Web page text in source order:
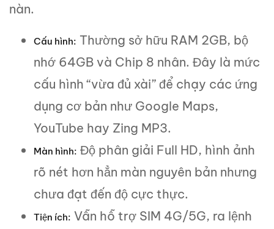
nàn.
Cấu hình: Thường sở hữu RAM 2GB, bộ
nhớ 64GB và Chip 8 nhân. Đây là mức
cấu hình “vừa đủ xài” để chạy các ứng
dụng cơ bản như Google Maps,
YouTube hay Zing MP3.
Màn hình: Độ phân giải Full HD, hình ảnh
rõ nét hơn hẳn màn nguyên bản nhưng
chưa đạt đến độ cực thực.
Tiện ích: Vẫn hỗ trợ SIM 4G/5G, ra lệnh